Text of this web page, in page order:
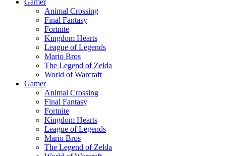
Animal Crossing
Final Fantasy
Fortnite
Kingdom Hearts
League of Legends
Mario Bros
The Legend of Zelda
World of Warcraft
Gamer
Animal Crossing
Final Fantasy
Fortnite
Kingdom Hearts
League of Legends
Mario Bros
The Legend of Zelda